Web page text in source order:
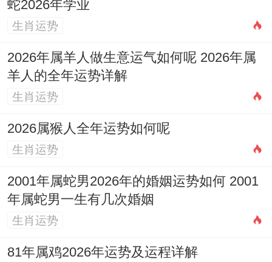
鼠、马、牛、兔
重太岁方位，行善积德，皆可助运添福。
2026年生肖运势
属虎2026年运势及运程 属兔2026年运势及运程
属马2026年运势及运程 属羊2026年运势及运程
属猴2026年运势及运程 属鸡2026年运势及运程
属狗2026年运势及运程
蛇2026年学业
生肖运势
2026年属羊人做生意运气如何呢 2026年属
羊人的全年运势详解
生肖运势
2026属猴人全年运势如何呢
生肖运势
2001年属蛇男2026年的婚姻运势如何 2001
年属蛇男一生有几次婚姻
生肖运势
81年属鸡2026年运势及运程详解